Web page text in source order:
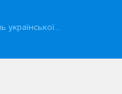
української…